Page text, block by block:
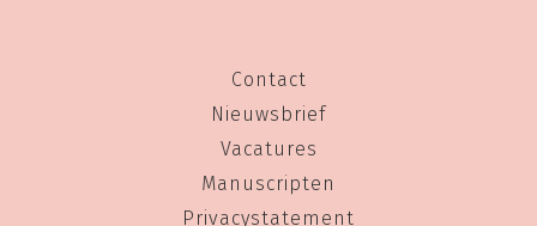
Contact
Nieuwsbrief
Vacatures
Manuscripten
Privacystatement